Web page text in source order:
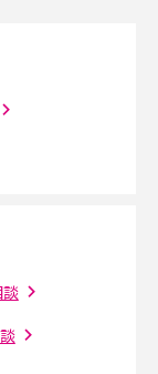
説
法を解説
ケースや撮り方も解
を解説